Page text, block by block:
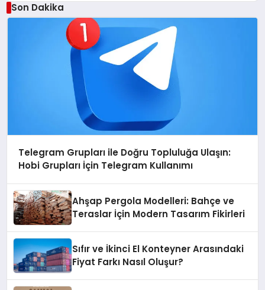
Son Dakika
Telegram Grupları ile Doğru Topluluğa Ulaşın:
Hobi Grupları İçin Telegram Kullanımı
Ahşap Pergola Modelleri: Bahçe ve
Teraslar İçin Modern Tasarım Fikirleri
Sıfır ve İkinci El Konteyner Arasındaki
Fiyat Farkı Nasıl Oluşur?